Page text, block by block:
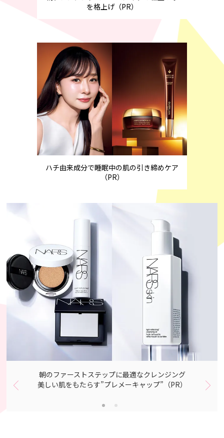
を格上げ（PR）
ハチ由来成分で睡眠中の肌の引き締めケア
（PR）
朝のファーストステップに最適なクレンジング
美しい肌をもたらす”プレメーキャップ”（PR）